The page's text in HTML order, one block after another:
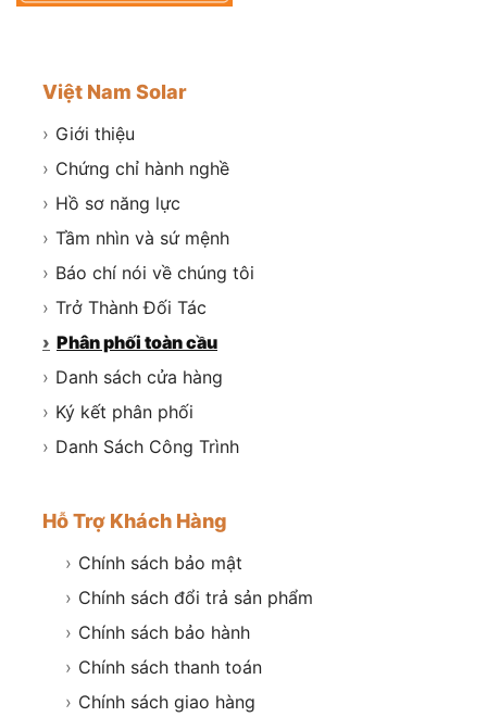
Việt Nam Solar
› Giới thiệu
› Chứng chỉ hành nghề
› Hồ sơ năng lực
› Tầm nhìn và sứ mệnh
› Báo chí nói về chúng tôi
› Trở Thành Đối Tác
› Phân phối toàn cầu
› Danh sách cửa hàng
› Ký kết phân phối
› Danh Sách Công Trình
Hỗ Trợ Khách Hàng
› Chính sách bảo mật
› Chính sách đổi trả sản phẩm
› Chính sách bảo hành
› Chính sách thanh toán
› Chính sách giao hàng